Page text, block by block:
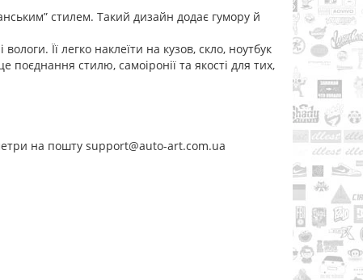
стилем. Такий дизайн додає гумору й
Її легко наклеїти на кузов, скло, ноутбук
стилю, самоіронії та якості для тих,
на пошту support@auto-art.com.ua